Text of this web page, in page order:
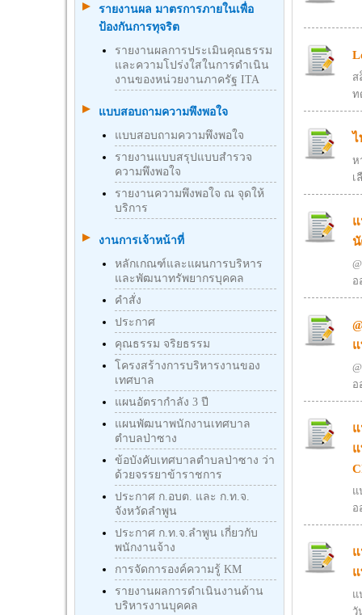
รายงานผล มาตรการภายในเพื่อ
ป้องกันการทุจริต
รายงานผลการประเมินคุณธรรม
และความโปร่งใสในการดำเนิน
งานของหน่วยงานภาครัฐ ITA
แบบสอบถามความพึงพอใจ
แบบสอบถามความพึงพอใจ
รายงานแบบสรุปแบบสำรวจ
ความพึงพอใจ
รายงานความพึงพอใจ ณ จุดให้
บริการ
งานการเจ้าหน้าที่
หลักเกณฑ์และแผนการบริหาร
และพัฒนาทรัพยากรบุคคล
คำสั่ง
ประกาศ
คุณธรรม จริยธรรม
โครงสร้างการบริหารงานของ
เทศบาล
แผนอัตรากำลัง 3 ปี
แผนพัฒนาพนักงานเทศบาล
ตำบลป่าซาง
ข้อบังคับเทศบาลตำบลป่าซาง ว่า
ด้วยจรรยาข้าราชการ
ประกาศ ก.อบต. และ ก.ท.จ.
จังหวัดลำพูน
ประกาศ ก.ท.จ.ลำพูน เกี่ยวกับ
พนักงานจ้าง
การจัดการองค์ความรู้ KM
รายงานผลการดำเนินงานด้าน
บริหารงานบุคคล
ส
ท
ไ
ห
เ
อ
อ
แ
อ
แ
วั